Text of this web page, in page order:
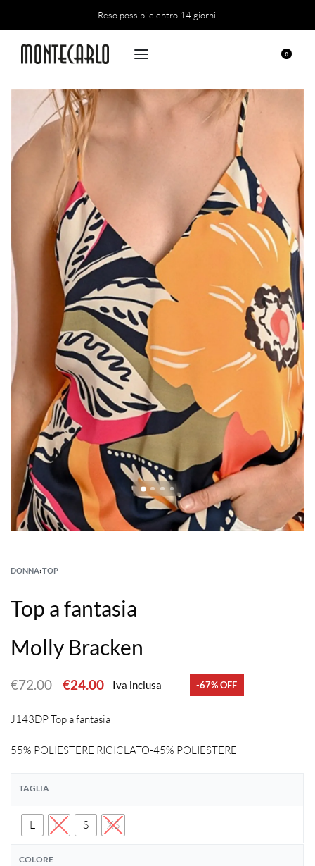
Reso possibile entro 14 giorni.
0
DONNA›TOP
Top a fantasia
Molly Bracken
€72.00 €24.00 Iva inclusa -67% OFF
J143DP Top a fantasia
55% POLIESTERE RICICLATO-45% POLIESTERE
TAGLIA
L M S XS
COLORE